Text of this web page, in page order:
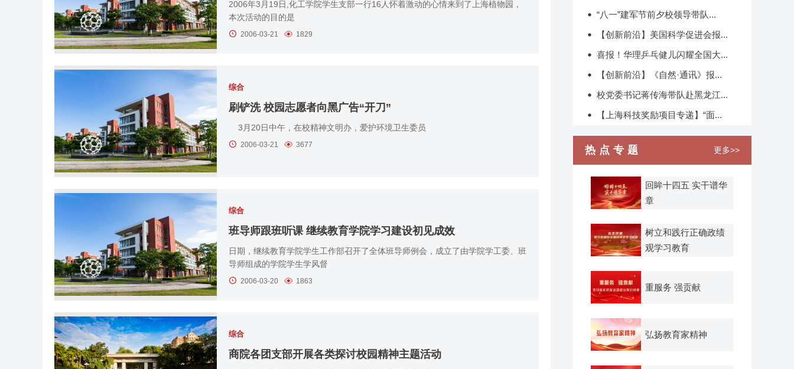
2006年3月19日,化工学院学生支部一行16人怀着激动的心情来到了上海植物园，
本次活动的目的是
2006-03-21 1829
综合
刷铲洗 校园志愿者向黑广告“开刀”
3月20日中午，在校精神文明办，爱护环境卫生委员
2006-03-21 3677
综合
班导师跟班听课 继续教育学院学习建设初见成效
日期，继续教育学院学生工作部召开了全体班导师例会，成立了由学院学工委、班
导师组成的学院学生学风督
2006-03-20 1863
综合
商院各团支部开展各类探讨校园精神主题活动
“八一”建军节前夕校领导带队...
【创新前沿】美国科学促进会报...
喜报！华理乒乓健儿闪耀全国大...
【创新前沿】《自然·通讯》报...
校党委书记蒋传海带队赴黑龙江...
【上海科技奖励项目专递】“面...
热点专题 更多>>
回眸十四五 实干谱华
章
树立和践行正确政绩
观学习教育
重服务 强贡献
弘扬教育家精神